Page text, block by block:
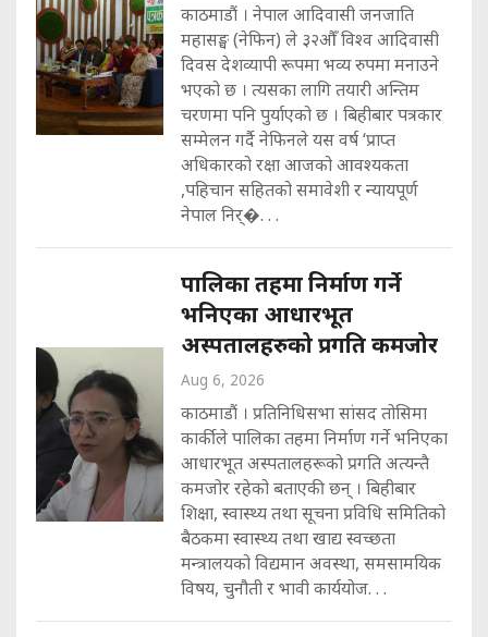
काठमाडौं । नेपाल आदिवासी जनजाति
महासङ्घ (नेफिन) ले ३२औँ विश्व आदिवासी
दिवस देशव्यापी रूपमा भव्य रुपमा मनाउने
भएको छ । त्यसका लागि तयारी अन्तिम
चरणमा पनि पुर्याएको छ । बिहीबार पत्रकार
सम्मेलन गर्दै नेफिनले यस वर्ष ‘प्राप्त
अधिकारको रक्षा आजको आवश्यकता
,पहिचान सहितको समावेशी र न्यायपूर्ण
नेपाल निर्�. . .
पालिका तहमा निर्माण गर्ने
भनिएका आधारभूत
अस्पतालहरुको प्रगति कमजोर
Aug 6, 2026
काठमाडौं । प्रतिनिधिसभा सांसद तोसिमा
कार्कीले पालिका तहमा निर्माण गर्ने भनिएका
आधारभूत अस्पतालहरूको प्रगति अत्यन्तै
कमजोर रहेको बताएकी छन् । बिहीबार
शिक्षा, स्वास्थ्य तथा सूचना प्रविधि समितिको
बैठकमा स्वास्थ्य तथा खाद्य स्वच्छता
मन्त्रालयको विद्यमान अवस्था, समसामयिक
विषय, चुनौती र भावी कार्ययोज. . .